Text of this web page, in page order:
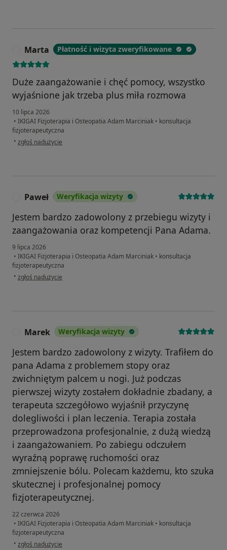
Marta Płatność i wizyta zweryfikowane
Duże zaangażowanie i chęć pomocy, wszystko
wyjaśnione jak trzeba plus miła rozmowa
10 lipca 2026
• IKIGAI Fizjoterapia i Osteopatia Adam Marciniak • konsultacja
fizjoterapeutyczna
• w opinii użytkownika Marta
zgłoś nadużycie
Paweł Weryfikacja wizyty
Jestem bardzo zadowolony z przebiegu wizyty i
zaangażowania oraz kompetencji Pana Adama.
9 lipca 2026
• IKIGAI Fizjoterapia i Osteopatia Adam Marciniak • konsultacja
fizjoterapeutyczna
• w opinii użytkownika Paweł
zgłoś nadużycie
Marek Weryfikacja wizyty
Jestem bardzo zadowolony z wizyty. Trafiłem do
pana Adama z problemem stopy oraz
zwichniętym palcem u nogi. Już podczas
pierwszej wizyty zostałem dokładnie zbadany, a
terapeuta szczegółowo wyjaśnił przyczynę
dolegliwości i plan leczenia. Terapia została
przeprowadzona profesjonalnie, z dużą wiedzą
i zaangażowaniem. Po zabiegu odczułem
wyraźną poprawę ruchomości oraz
zmniejszenie bólu. Polecam każdemu, kto szuka
skutecznej i profesjonalnej pomocy
fizjoterapeutycznej.
22 czerwca 2026
• IKIGAI Fizjoterapia i Osteopatia Adam Marciniak • konsultacja
fizjoterapeutyczna
• w opinii użytkownika Marek
zgłoś nadużycie